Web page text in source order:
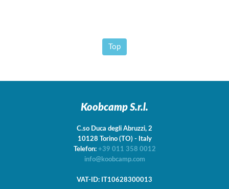
Top
Koobcamp S.r.l.
C.so Duca degli Abruzzi, 2
10128 Torino (TO) - Italy
Telefon: +39 011 358 0012
info@koobcamp.com
VAT-ID: IT10628300013